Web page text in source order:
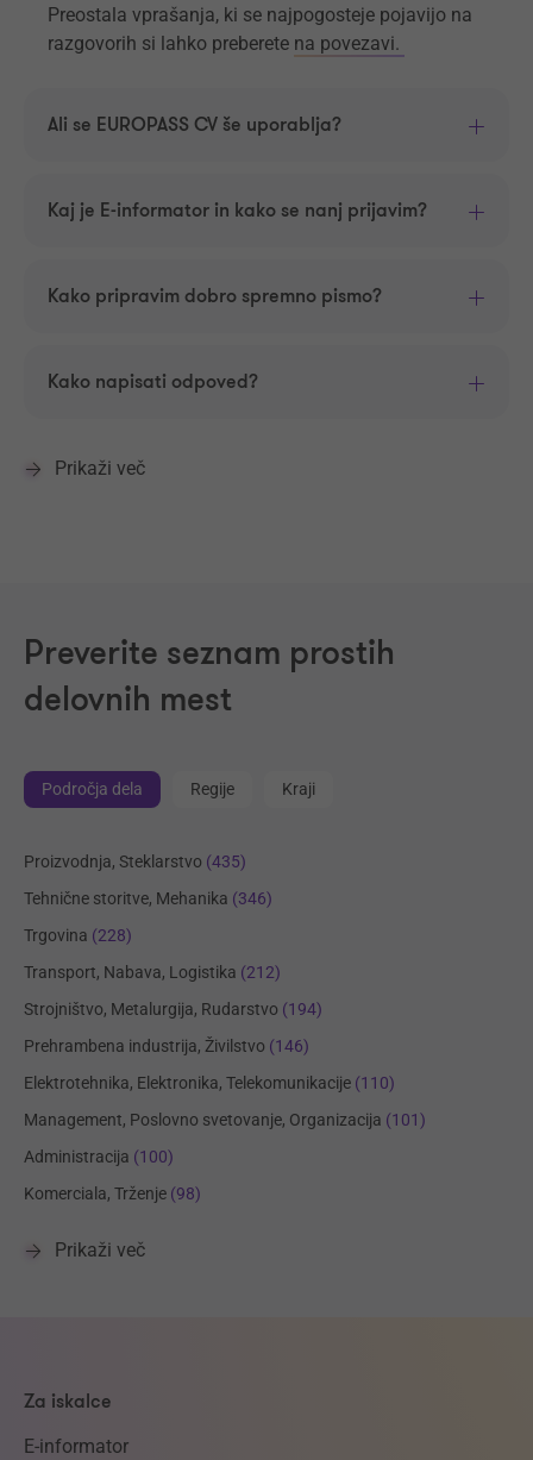
Preostala vprašanja, ki se najpogosteje pojavijo na
razgovorih si lahko preberete na povezavi.
Ali se EUROPASS CV še uporablja?
Kaj je E-informator in kako se nanj prijavim?
Kako pripravim dobro spremno pismo?
Kako napisati odpoved?
Prikaži več
Preverite seznam prostih
delovnih mest
Področja dela Regije Kraji
Proizvodnja, Steklarstvo (435)
Tehnične storitve, Mehanika (346)
Trgovina (228)
Transport, Nabava, Logistika (212)
Strojništvo, Metalurgija, Rudarstvo (194)
Prehrambena industrija, Živilstvo (146)
Elektrotehnika, Elektronika, Telekomunikacije (110)
Management, Poslovno svetovanje, Organizacija (101)
Administracija (100)
Komerciala, Trženje (98)
Prikaži več
Za iskalce
E-informator